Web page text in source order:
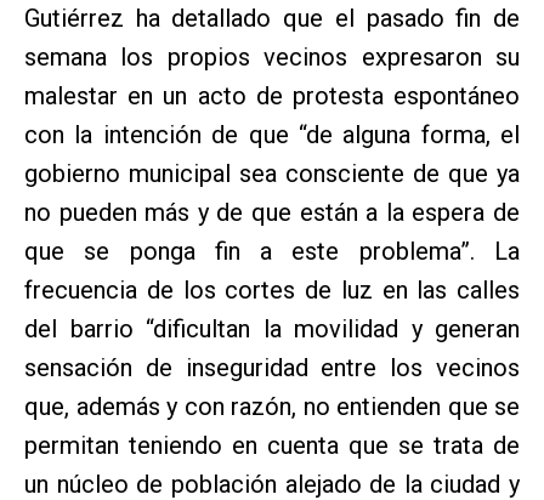
Gutiérrez ha detallado que el pasado fin de
semana los propios vecinos expresaron su
malestar en un acto de protesta espontáneo
con la intención de que “de alguna forma, el
gobierno municipal sea consciente de que ya
no pueden más y de que están a la espera de
que se ponga fin a este problema”. La
frecuencia de los cortes de luz en las calles
del barrio “dificultan la movilidad y generan
sensación de inseguridad entre los vecinos
que, además y con razón, no entienden que se
permitan teniendo en cuenta que se trata de
un núcleo de población alejado de la ciudad y